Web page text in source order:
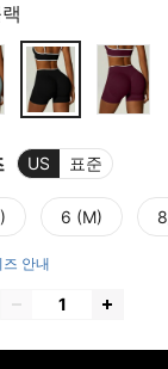
US 표준
6 (M)
안내